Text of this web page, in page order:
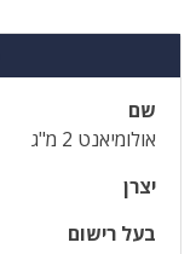
שם
אולומיאנט 2 מ"ג
יצרן
בעל רישום